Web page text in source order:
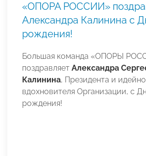
«ОПОРА РОССИИ»
Александра Калинина с
рождения!
Большая команда «ОПОРЫ
поздравляет Александра
Калинина, Президента и
вдохновителя Организации, с
рождения!